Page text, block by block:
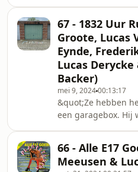
een
walks by. She sees
cry. Alex turns out
refugee from
her arrival, she
Belgian citizen. I
path towards her
For a long time,
67 - 1832 Uur
Groote, Lucas
Eynde,
Lucas
Backer)
mei 9, 202400:13:17
&quot;Ze hebben
een garagebox. Hij
zestig, met op zijn
&#39;Misdaad en
66 - Alle E17
Meeusen &